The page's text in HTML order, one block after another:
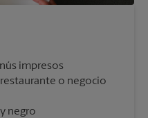
impresos
o negocio
negro